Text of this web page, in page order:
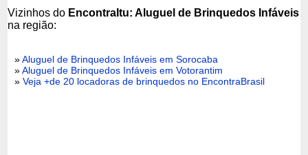
Vizinhos do EncontraItu: Aluguel de Brinquedos Infáveis
na região:
»Aluguel de Brinquedos Infáveis em Sorocaba
»Aluguel de Brinquedos Infáveis em Votorantim
»Veja +de 20 locadoras de brinquedos no EncontraBrasil